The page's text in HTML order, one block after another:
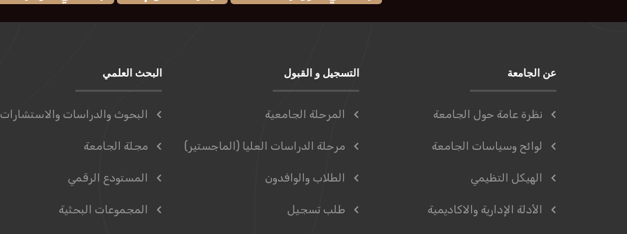
عن الجامعة
نظرة عامة حول الجامعة
لوائح وسياسات الجامعة
الهيكل التظيمي
الأدلة الإدارية والاكاديمية
التسجيل و القبول
المرحلة الجامعية
مرحلة الدراسات العليا (الماجستير)
الطلاب والوافدون
طلب تسجيل
البحث العلمي
البحوث والدراسات والاستشارات
مجلة الجامعة
المستودع الرقمي
المجموعات البحثية